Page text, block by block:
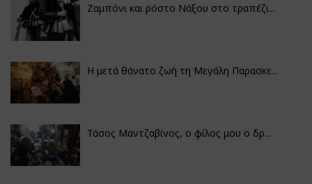
Ζαμπόνι και ρόστο Νάξου στο τραπέζι...
Η μετά θάνατο ζωή τη Μεγάλη Παρασκε...
Τάσος Μαντζαβίνος, ο φίλος μου ο δρ...